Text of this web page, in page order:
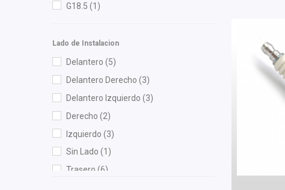
G18.5 (1)
Lado de Instalacion
Delantero (5)
Delantero Derecho (3)
Delantero Izquierdo (3)
Derecho (2)
Izquierdo (3)
Sin Lado (1)
Trasero (6)